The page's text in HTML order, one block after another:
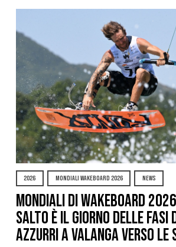
2026 MONDIALI WAKEBOARD 2026 NEWS
Mondiali di Wakeboard
Salto è il giorno delle fasi
azzurri a valanga verso le